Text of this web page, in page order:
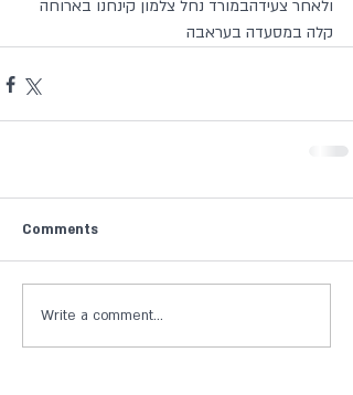
ולאחר צעידהבמורד נחל צלמון קינחנו בארוחה
קלה במסעדה בעראבה
Comments
Write a comment...